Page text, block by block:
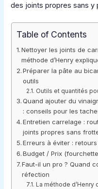
des joints propres sans y
Table of Contents
Nettoyer les joints de
méthode d’Henry
Préparer la pâte au
outils
Outils et quantités
Quand ajouter du
: conseils pour les
Entretien carrelage :
joints propres sans
Erreurs à éviter :
Budget / Prix
Faut-il un pro ? Quand
réfection
La méthode